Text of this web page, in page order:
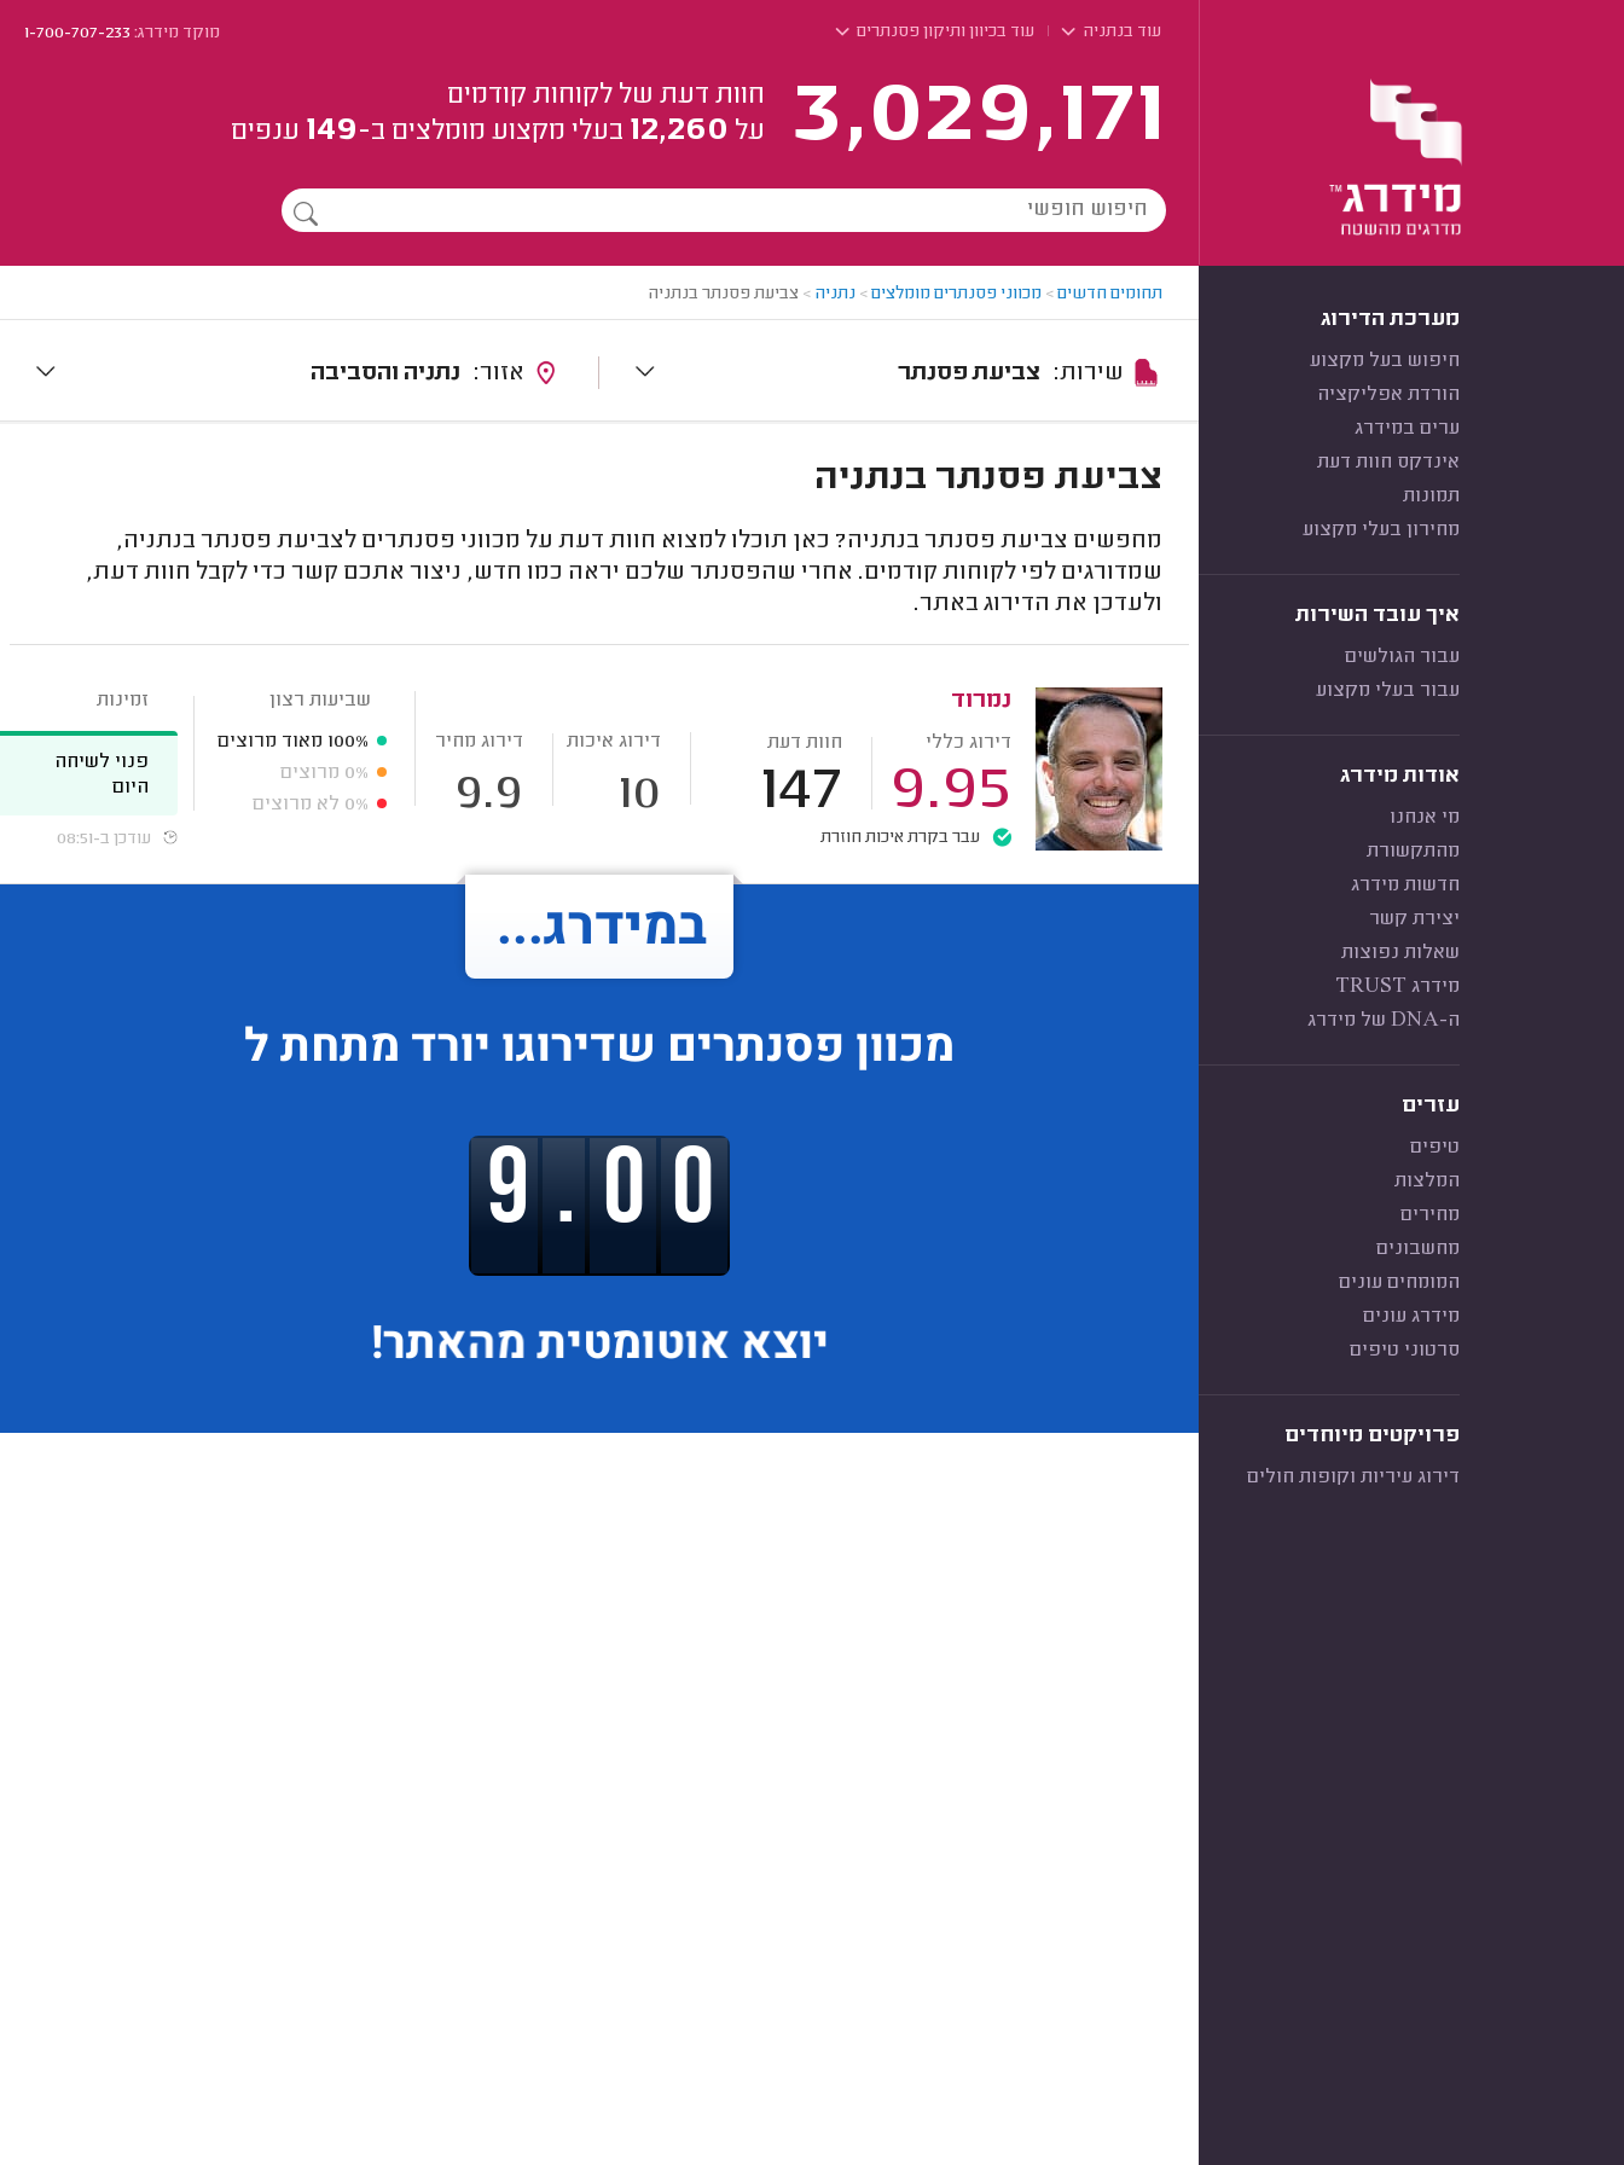
עוד בנתניה עוד בכיוון ותיקון פסנתרים מוקד מידרג:1-700-707-233
3,029,171
חוות דעת של לקוחות קודמים
על 12,260 בעלי מקצוע מומלצים ב-149 ענפים
מערכת הדירוג
חיפוש בעל מקצוע
הורדת אפליקציה
ערים במידרג
אינדקס חוות דעת
תמונות
מחירון בעלי מקצוע
איך עובד השירות
עבור הגולשים
עבור בעלי מקצוע
אודות מידרג
מי אנחנו
מהתקשורת
חדשות מידרג
יצירת קשר
שאלות נפוצות
מידרג TRUST
ה-DNA של מידרג
עזרים
טיפים
המלצות
מחירים
מחשבונים
המומחים עונים
מידרג עונים
סרטוני טיפים
פרויקטים מיוחדים
דירוג עיריות וקופות חולים
תחומים חדשים> מכווני פסנתרים מומלצים> נתניה > צביעת פסנתר בנתניה
צביעת פסנתר נתניה והסביבה
צביעת פסנתר בנתניה
מחפשים צביעת פסנתר בנתניה? כאן תוכלו למצוא חוות דעת על מכווני פסנתרים לצביעת פסנתר בנתניה,
שמדורגים לפי לקוחות קודמים. אחרי שהפסנתר שלכם יראה כמו חדש, ניצור אתכם קשר כדי לקבל חוות דעת,
ולעדכן את הדירוג באתר.
נמרוד
דירוג כללי
9.95
חוות דעת
147
דירוג איכות
10
דירוג מחיר
9.9
עבר בקרת איכות חוזרת
שביעות רצון
100% מאוד מרוצים
0% מרוצים
0% לא מרוצים
זמינות
פנוי לשיחה
היום
עודכן ב-08:51
במידרג...
מכוון פסנתרים שדירוגו יורד מתחת ל
9.00
יוצא אוטומטית מהאתר!